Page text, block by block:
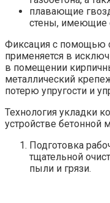
плавающие
стены, имеющие
Фиксация с помощью
применяется в
в помещении
металлический
потерю упругости и
Технология укладки
устройстве бетонной
Подготовка
тщательной
пыли и грязи.